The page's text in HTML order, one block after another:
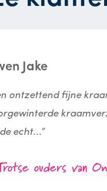
Jake
ontzettend fijne
echt...”
ouders van